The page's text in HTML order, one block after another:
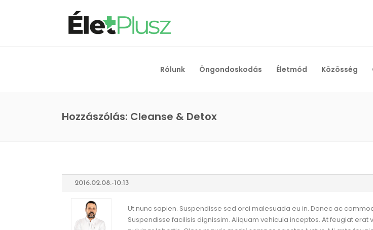
Rólunk Öngondoskodás Életmód Közösség
Hozzászólás: Cleanse & Detox
2016.02.08.-10:13
Ut nunc sapien. Suspendisse sed orci malesuada eu in. Donec ac
Suspendisse facilisis dignissim. Aliquam vehicula inceptos. At feugiat erat